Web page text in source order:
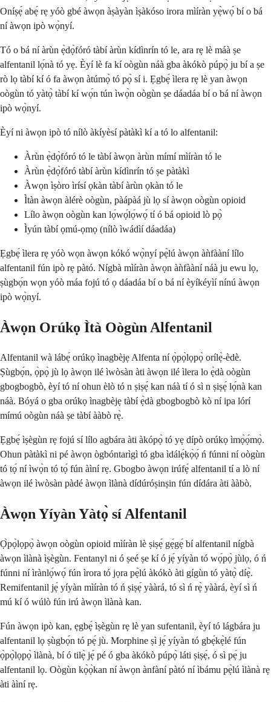
Oníṣẹ́ abẹ́ rẹ yóò gbé àwọn àṣàyàn ìṣàkóso irora mìíràn yẹ̀wọ́ bí o bá
ní àwọn ipò wọ̀nyí.
Tó o bá ní àrùn ẹ̀dọ̀fóró tàbí àrùn kídìnrín tó le, ara rẹ lè máà ṣe
alfentanil lọ́nà tó yẹ. Èyí lè fa kí oògùn náà gba àkókò púpọ̀ ju bí a ṣe
rò lọ tàbí kí ó fa àwọn àtúmọ̀ tó pọ̀ sí i. Ẹgbẹ́ ìlera rẹ lè yan àwọn
oògùn tó yàtọ̀ tàbí kí wọ́n tún ìwọ̀n oògùn ṣe dáadáa bí o bá ní àwọn
ipò wọ̀nyí.
Èyí ni àwọn ipò tó nílò àkíyèsí pàtàkì kí a tó lo alfentanil:
Àrùn ẹ̀dọ̀fóró tó le tàbí àwọn àrùn mímí mìíràn tó le
Àrùn ẹ̀dọ̀fóró tàbí àrùn kídìnrín tó ṣe pàtàkì
Àwọn ìṣòro ìrísí ọkàn tàbí àrùn ọkàn tó le
Ìtàn àwọn àlérè oògùn, pàápàá jù lọ sí àwọn oògùn opioid
Lílo àwọn oògùn kan lọ́wọ́lọ́wọ́ tí ó bá opioid lò pọ̀
Ìyún tàbí ọmú-ọmọ (nílò ìwádìí dáadáa)
Ẹgbẹ́ ìlera rẹ yóò wọn àwọn kókó wọ̀nyí pẹ̀lú àwọn àǹfààní lílo
alfentanil fún ipò rẹ pàtó. Nígbà mìíràn àwọn àǹfààní náà ju ewu lọ,
ṣùgbọ́n wọn yóò máa fojú tó ọ dáadáa bí o bá ní èyíkéyìí nínú àwọn
ipò wọ̀nyí.
Àwọn Orúkọ Ìtà Oògùn Alfentanil
Alfentanil wà lábẹ́ orúkọ ìnagbèjẹ Alfenta ní ọ̀pọ̀lọpọ̀ orílẹ̀-èdè.
Ṣùgbọ́n, ọ̀pọ̀ jù lọ àwọn ilé ìwòsàn àti àwọn ilé ìlera lo ẹ̀dà oògùn
gbogbogbò, èyí tó ní ohun èlò tó n ṣiṣẹ́ kan náà tí ó sì n ṣiṣẹ́ lọ́nà kan
náà. Bóyá o gba orúkọ ìnagbèjẹ tàbí ẹ̀dà gbogbogbò kò ní ipa lórí
mímú oògùn náà ṣe tàbí ààbò rẹ̀.
Ẹgbẹ́ ìṣègùn rẹ fojú sí lílo agbára àti àkópọ̀ tó yẹ dípò orúkọ ìmọ̀ọ́mọ̀.
Ohun pàtàkì ni pé àwọn ògbóntarìgì tó gba ìdálẹ́kọ̀ọ́ ń fúnni ní oògùn
tó tọ́ ní ìwọ̀n tó tọ́ fún àìní rẹ. Gbogbo àwọn irúfẹ́ alfentanil tí a lò ní
àwọn ilé ìwòsàn pàdé àwọn ìlànà dídúróṣinṣin fún dídára àti ààbò.
Àwọn Yíyàn Yàtọ̀ sí Alfentanil
Ọ̀pọ̀lọpọ̀ àwọn oògùn opioid mìíràn lè ṣiṣẹ́ gẹ́gẹ́ bí alfentanil nígbà
àwọn ìlànà ìṣègùn. Fentanyl ni ó ṣeé ṣe kí ó jẹ́ yíyàn tó wọ́pọ̀ jùlọ, ó ń
fúnni ní ìrànlọ́wọ́ fún ìrora tó jọra pẹ̀lú àkókò àti gígùn tó yàtọ̀ díẹ̀.
Remifentanil jẹ́ yíyàn mìíràn tó ń ṣiṣẹ́ yààrá, tó sì ń rẹ̀ yààrá, èyí sì ń
mú kí ó wúlò fún irú àwọn ìlànà kan.
Fún àwọn ipò kan, ẹgbẹ́ ìṣègùn rẹ lè yan sufentanil, èyí tó lágbára ju
alfentanil lọ ṣùgbọ́n tó pẹ́ jù. Morphine ṣì jẹ́ yíyàn tó gbẹ́kẹ̀lé fún
ọ̀pọ̀lọpọ̀ ìlànà, bí ó tilẹ̀ jẹ́ pé ó gba àkókò púpọ̀ láti ṣiṣẹ́, ó sì pẹ́ ju
alfentanil lọ. Oògùn kọ̀ọ̀kan ní àwọn ànfàní pàtó ní ìbámu pẹ̀lú ìlànà rẹ
àti àìní rẹ.